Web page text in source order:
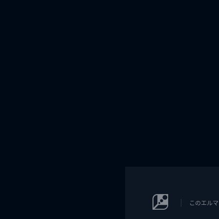
このエル